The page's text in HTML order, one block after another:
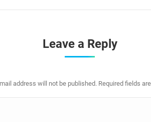
Leave a Reply
address will not be published. Required fields